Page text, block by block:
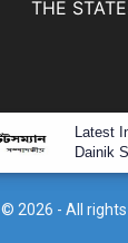
THE
© 2026 - All rights
Latest
Dainik